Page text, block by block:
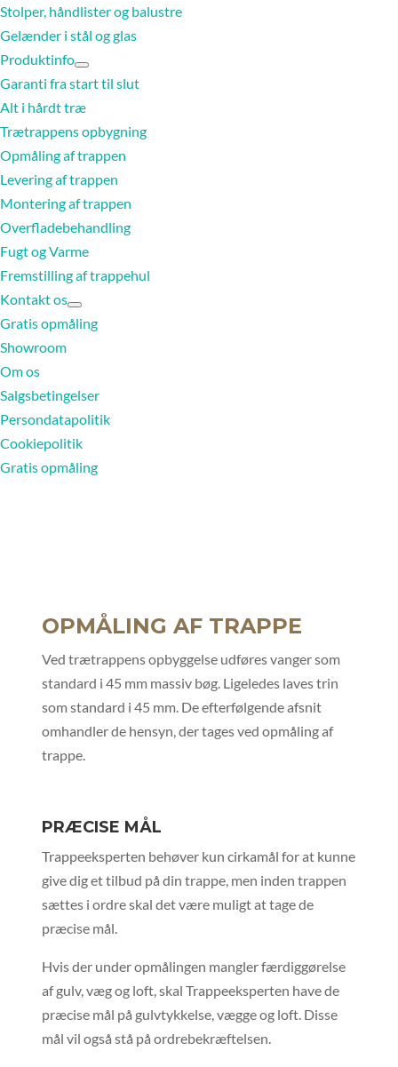
Stolper, håndlister og balustre
Gelænder i stål og glas
Produktinfo
Garanti fra start til slut
Alt i hårdt træ
Trætrappens opbygning
Opmåling af trappen
Levering af trappen
Montering af trappen
Overfladebehandling
Fugt og Varme
Fremstilling af trappehul
Kontakt os
Gratis opmåling
Showroom
Om os
Salgsbetingelser
Persondatapolitik
Cookiepolitik
Gratis opmåling
OPMÅLING AF TRAPPE
Ved trætrappens opbyggelse udføres vanger som
standard i 45 mm massiv bøg. Ligeledes laves trin
som standard i 45 mm. De efterfølgende afsnit
omhandler de hensyn, der tages ved opmåling af
trappe.
PRÆCISE MÅL
Trappeeksperten behøver kun cirkamål for at kunne
give dig et tilbud på din trappe, men inden trappen
sættes i ordre skal det være muligt at tage de
præcise mål.
Hvis der under opmålingen mangler færdiggørelse
af gulv, væg og loft, skal Trappeeksperten have de
præcise mål på gulvtykkelse, vægge og loft. Disse
mål vil også stå på ordrebekræftelsen.